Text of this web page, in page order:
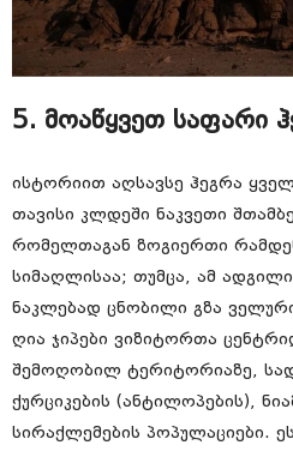
5. მოაწყვეთ საფარი
ისტორიით აღსავსე ჰეგრა
თავისი კლდეში ნაკვეთი
რომელთაგან ზოგიერთი
სიმაღლისაა; თუმცა, ამ
ნაკლებად ცნობილი გზა
ღია ჯიპები ვიზიტორთა
შემოღობილ ტერიტორიაზე,
ქურციკების (ანტილოპების),
სირაქლემების პოპულაციები.